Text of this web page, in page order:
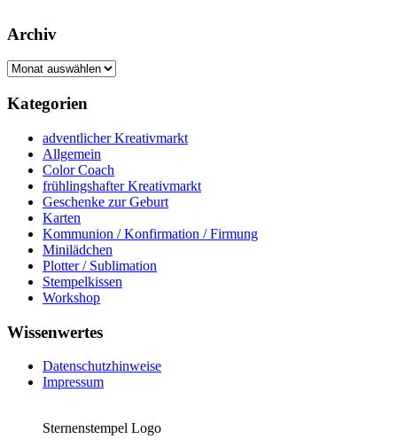
Archiv
Archiv
Kategorien
adventlicher Kreativmarkt
Allgemein
Color Coach
frühlingshafter Kreativmarkt
Geschenke zur Geburt
Karten
Kommunion / Konfirmation / Firmung
Minilädchen
Plotter / Sublimation
Stempelkissen
Workshop
Wissenwertes
Datenschutzhinweise
Impressum
Sternenstempel Logo